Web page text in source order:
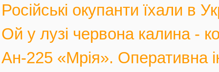
Російські окупанти їхали в
Ой у лузі червона калина -
Ан-225 «Мрія». Оперативна